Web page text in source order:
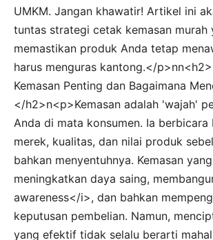
UMKM. Jangan khawatir! Artikel ini
tuntas strategi cetak kemasan murah
memastikan produk Anda tetap
harus menguras kantong.</
Kemasan Penting dan Bagaimana
</h2>n<p>Kemasan adalah 'wajah'
Anda di mata konsumen. Ia
merek, kualitas, dan nilai produk
bahkan menyentuhnya. Kemasan
meningkatkan daya saing,
awareness</i>, dan bahkan
keputusan pembelian. Namun,
yang efektif tidak selalu berarti